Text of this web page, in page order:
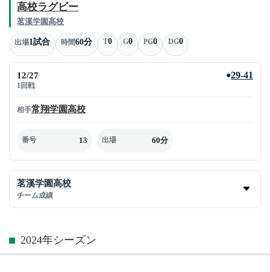
高校ラグビー
茗溪学園高校
出場1試合 時間60分 T0 G0 PG0 DG0
12/27
1回戦
●29-41
相手常翔学園高校
番号 13 出場 60分
茗溪学園高校
チーム成績
2024年シーズン